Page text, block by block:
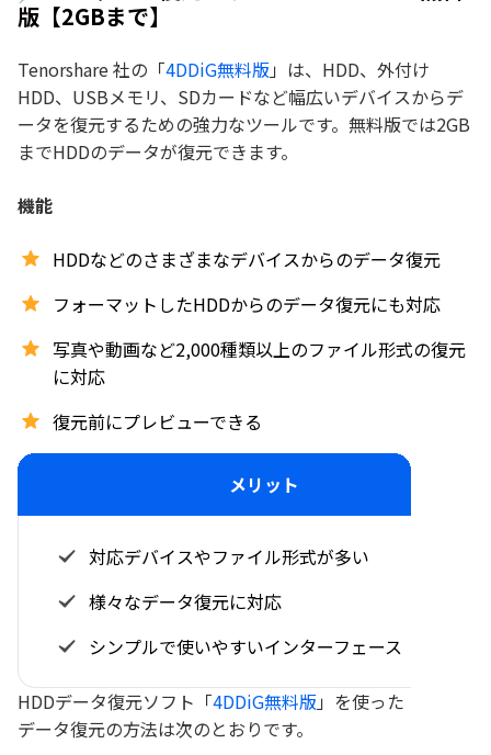
版【2GBまで】
Tenorshare 社の「4DDiG無料版」は、HDD、外付け
HDD、USBメモリ、SDカードなど幅広いデバイスからデ
ータを復元するための強力なツールです。無料版では2GB
までHDDのデータが復元できます。
機能
HDDなどのさまざまなデバイスからのデータ復元
フォーマットしたHDDからのデータ復元にも対応
写真や動画など2,000種類以上のファイル形式の復元
に対応
復元前にプレビューできる
メリット
対応デバイスやファイル形式が多い
様々なデータ復元に対応
シンプルで使いやすいインターフェース
HDDデータ復元ソフト「4DDiG無料版」を使った
データ復元の方法は次のとおりです。